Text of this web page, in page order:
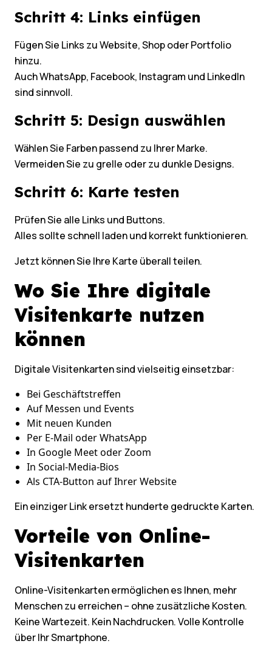
Schritt 4: Links einfügen
Fügen Sie Links zu Website, Shop oder Portfolio
hinzu.
Auch WhatsApp, Facebook, Instagram und LinkedIn
sind sinnvoll.
Schritt 5: Design auswählen
Wählen Sie Farben passend zu Ihrer Marke.
Vermeiden Sie zu grelle oder zu dunkle Designs.
Schritt 6: Karte testen
Prüfen Sie alle Links und Buttons.
Alles sollte schnell laden und korrekt funktionieren.
Jetzt können Sie Ihre Karte überall teilen.
Wo Sie Ihre digitale
Visitenkarte nutzen
können
Digitale Visitenkarten sind vielseitig einsetzbar:
Bei Geschäftstreffen
Auf Messen und Events
Mit neuen Kunden
Per E-Mail oder WhatsApp
In Google Meet oder Zoom
In Social-Media-Bios
Als CTA-Button auf Ihrer Website
Ein einziger Link ersetzt hunderte gedruckte Karten.
Vorteile von Online-
Visitenkarten
Online-Visitenkarten ermöglichen es Ihnen, mehr
Menschen zu erreichen – ohne zusätzliche Kosten.
Keine Wartezeit. Kein Nachdrucken. Volle Kontrolle
über Ihr Smartphone.